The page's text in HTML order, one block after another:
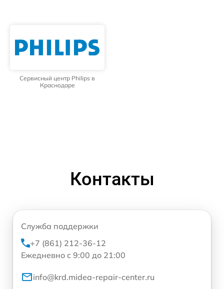
Сервисный центр Philips в
Краснодаре
Контакты
Служба поддержки
+7 (861) 212-36-12
Ежедневно с 9:00 до 21:00
info@krd.midea-repair-center.ru